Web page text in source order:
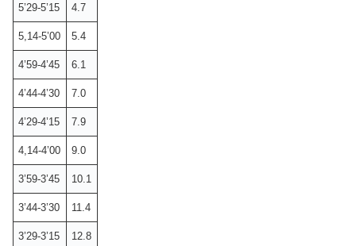
5’29-5’15 4.7
5,14-5’00 5.4
4’59-4’45 6.1
4’44-4’30 7.0
4’29-4’15 7.9
4,14-4’00 9.0
3’59-3’45 10.1
3’44-3’30 11.4
3’29-3’15 12.8